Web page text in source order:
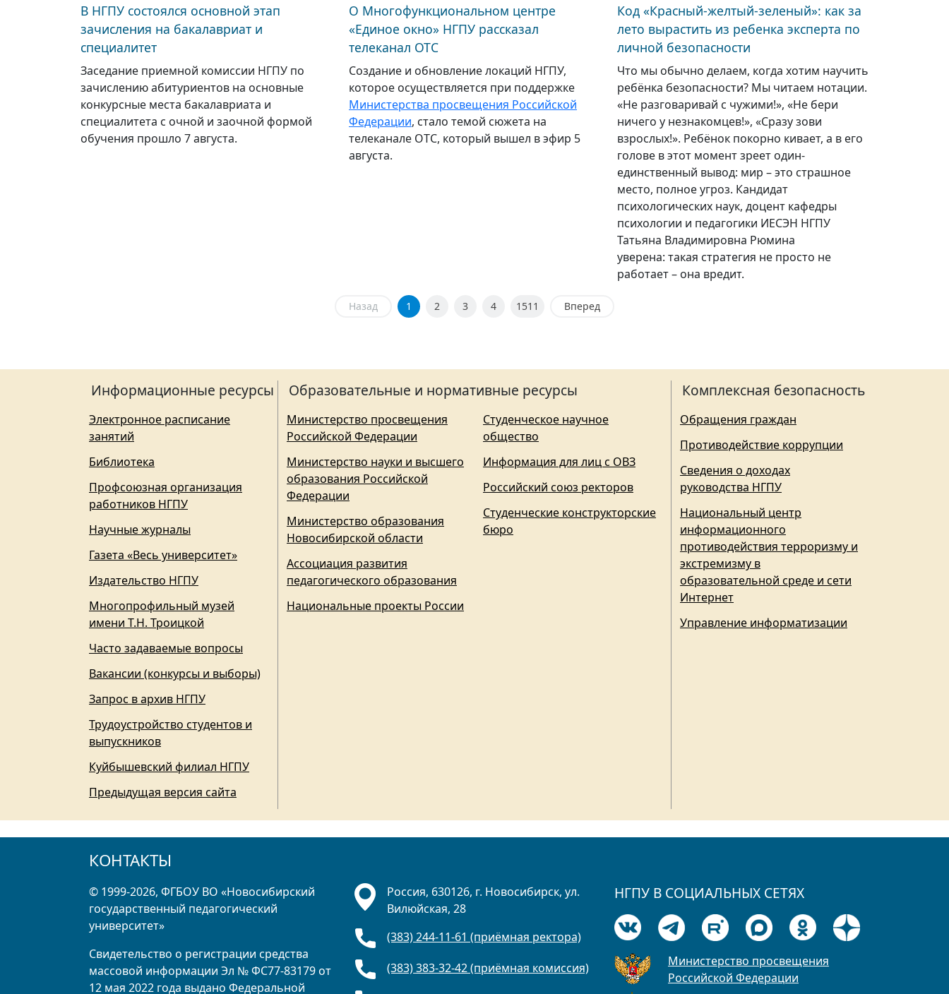
В НГПУ состоялся основной этап
зачисления на бакалавриат и
специалитет
Заседание приемной комиссии НГПУ по
зачислению абитуриентов на основные
конкурсные места бакалавриата и
специалитета с очной и заочной формой
обучения прошло 7 августа.
О Многофункциональном центре
«Единое окно» НГПУ рассказал
телеканал ОТС
Создание и обновление локаций НГПУ,
которое осуществляется при поддержке
Министерства просвещения Российской
Федерации, стало темой сюжета на
телеканале ОТС, который вышел в эфир 5
августа.
Код «Красный-желтый-зеленый»: как за
лето вырастить из ребенка эксперта по
личной безопасности
Что мы обычно делаем, когда хотим научить
ребёнка безопасности? Мы читаем нотации.
«Не разговаривай с чужими!», «Не бери
ничего у незнакомцев!», «Сразу зови
взрослых!». Ребёнок покорно кивает, а в его
голове в этот момент зреет один-
единственный вывод: мир – это страшное
место, полное угроз. Кандидат
психологических наук, доцент кафедры
психологии и педагогики ИЕСЭН НГПУ
Татьяна Владимировна Рюмина
уверена: такая стратегия не просто не
работает – она вредит.
Назад 1 2 3 4 1511 Вперед
Информационные ресурсы
Электронное расписание
занятий
Библиотека
Профсоюзная организация
работников НГПУ
Научные журналы
Газета «Весь университет»
Издательство НГПУ
Многопрофильный музей
имени Т.Н. Троицкой
Часто задаваемые вопросы
Вакансии (конкурсы и выборы)
Запрос в архив НГПУ
Трудоустройство студентов и
выпускников
Куйбышевский филиал НГПУ
Предыдущая версия сайта
Образовательные и нормативные ресурсы
Министерство просвещения
Российской Федерации
Министерство науки и высшего
образования Российской
Федерации
Министерство образования
Новосибирской области
Ассоциация развития
педагогического образования
Национальные проекты России
Студенческое научное
общество
Информация для лиц с ОВЗ
Российский союз ректоров
Студенческие конструкторские
бюро
Комплексная безопасность
Обращения граждан
Противодействие коррупции
Сведения о доходах
руководства НГПУ
Национальный центр
информационного
противодействия терроризму и
экстремизму в
образовательной среде и сети
Интернет
Управление информатизации
КОНТАКТЫ
© 1999-2026, ФГБОУ ВО «Новосибирский
государственный педагогический
университет»
Свидетельство о регистрации средства
массовой информации Эл № ФС77-83179 от
12 мая 2022 года выдано Федеральной
Россия, 630126, г. Новосибирск, ул.
Вилюйская, 28
(383) 244-11-61 (приёмная ректора)
(383) 383-32-42 (приёмная комиссия)
НГПУ В СОЦИАЛЬНЫХ СЕТЯХ
Министерство просвещения
Российской Федерации